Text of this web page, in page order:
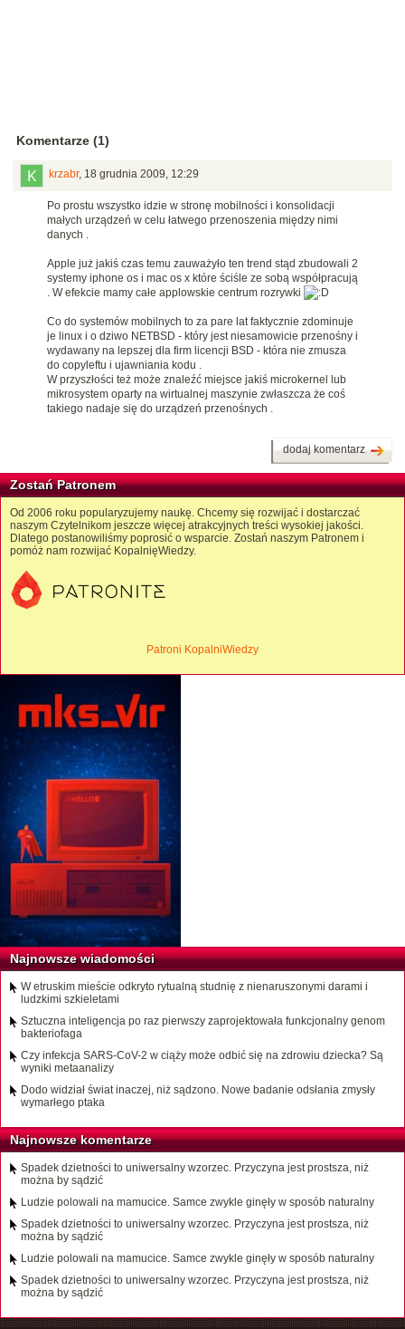
Komentarze (1)
krzabr, 18 grudnia 2009, 12:29
Po prostu wszystko idzie w stronę mobilności i konsolidacji
małych urządzeń w celu łatwego przenoszenia między nimi
danych .
Apple już jakiś czas temu zauważyło ten trend stąd zbudowali 2
systemy iphone os i mac os x które ściśle ze sobą współpracują
. W efekcie mamy całe applowskie centrum rozrywki
Co do systemów mobilnych to za pare lat faktycznie zdominuje
je linux i o dziwo NETBSD - który jest niesamowicie przenośny i
wydawany na lepszej dla firm licencji BSD - która nie zmusza
do copyleftu i ujawniania kodu .
W przyszłości też może znaleźć miejsce jakiś microkernel lub
mikrosystem oparty na wirtualnej maszynie zwłaszcza że coś
takiego nadaje się do urządzeń przenośnych .
dodaj komentarz
Zostań Patronem
Od 2006 roku popularyzujemy naukę. Chcemy się rozwijać i dostarczać
naszym Czytelnikom jeszcze więcej atrakcyjnych treści wysokiej jakości.
Dlatego postanowiliśmy poprosić o wsparcie. Zostań naszym Patronem i
pomóż nam rozwijać KopalnięWiedzy.
Patroni KopalniWiedzy
Najnowsze wiadomości
W etruskim mieście odkryto rytualną studnię z nienaruszonymi darami i
ludzkimi szkieletami
Sztuczna inteligencja po raz pierwszy zaprojektowała funkcjonalny genom
bakteriofaga
Czy infekcja SARS-CoV-2 w ciąży może odbić się na zdrowiu dziecka? Są
wyniki metaanalizy
Dodo widział świat inaczej, niż sądzono. Nowe badanie odsłania zmysły
wymarłego ptaka
Najnowsze komentarze
Spadek dzietności to uniwersalny wzorzec. Przyczyna jest prostsza, niż
można by sądzić
Ludzie polowali na mamucice. Samce zwykle ginęły w sposób naturalny
Spadek dzietności to uniwersalny wzorzec. Przyczyna jest prostsza, niż
można by sądzić
Ludzie polowali na mamucice. Samce zwykle ginęły w sposób naturalny
Spadek dzietności to uniwersalny wzorzec. Przyczyna jest prostsza, niż
można by sądzić